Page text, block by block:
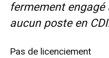
fermement
aucun poste en
Pas de licenciement